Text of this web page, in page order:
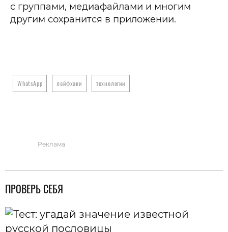
с группами, медиафайлами и многим
другим сохранится в приложении.
WhatsApp лайфхаки технологии
Реклама
ПРОВЕРЬ СЕБЯ